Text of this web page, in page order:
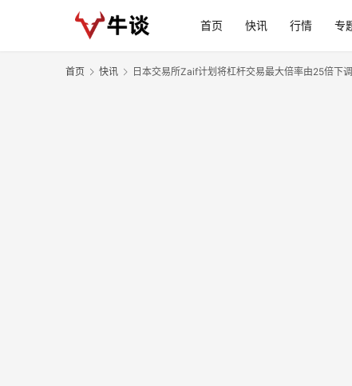
首页 快讯 行情 专
首页 快讯 日本交易所Zaif计划将杠杆交易最大倍率由25倍下